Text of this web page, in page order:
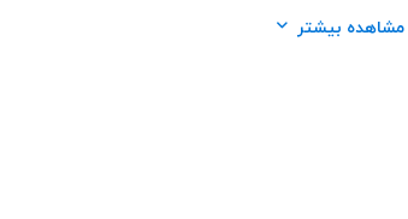
برند:اماتا صمد
مشاهده بیشتر